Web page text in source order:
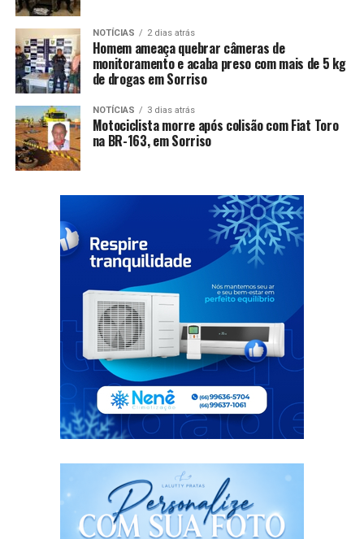
NOTÍCIAS 2 dias atrás
Homem ameaça quebrar câmeras de
monitoramento e acaba preso com mais de 5 kg
de drogas em Sorriso
NOTÍCIAS 3 dias atrás
Motociclista morre após colisão com Fiat Toro
na BR-163, em Sorriso